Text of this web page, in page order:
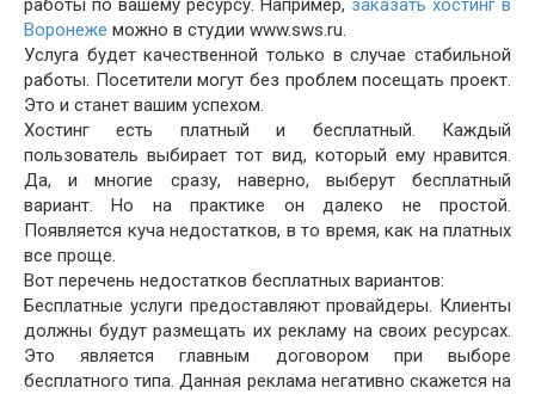
работы по вашему ресурсу. Например, заказать хостинг в
Воронеже можно в студии www.sws.ru.
Услуга будет качественной только в случае стабильной
работы. Посетители могут без проблем посещать проект.
Это и станет вашим успехом.
Хостинг есть платный и бесплатный. Каждый
пользователь выбирает тот вид, который ему нравится.
Да, и многие сразу, наверно, выберут бесплатный
вариант. Но на практике он далеко не простой.
Появляется куча недостатков, в то время, как на платных
все проще.
Вот перечень недостатков бесплатных вариантов:
Бесплатные услуги предоставляют провайдеры. Клиенты
должны будут размещать их рекламу на своих ресурсах.
Это является главным договором при выборе
бесплатного типа. Данная реклама негативно скажется на